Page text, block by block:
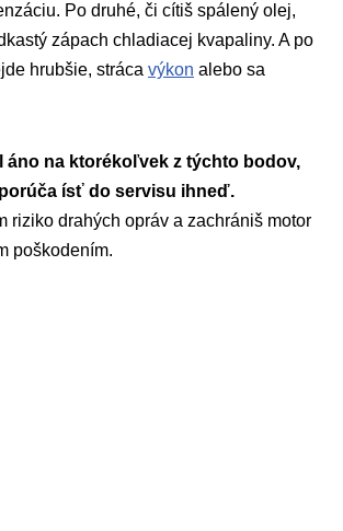
Po druhé, či cítiš spálený olej,
zápach chladiacej kvapaliny. A po
hrubšie, stráca výkon alebo sa
áno na ktorékoľvek z týchto bodov,
ísť do servisu ihneď.
riziko drahých opráv a zachrániš motor
poškodením.